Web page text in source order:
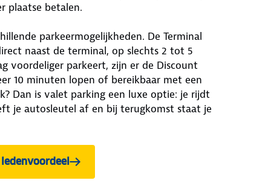
plaatse betalen.
parkeermogelijkheden. De Terminal
naast de terminal, op slechts 2 tot 5
voordeliger parkeert, zijn er de Discount
10 minuten lopen of bereikbaar met een
Dan is valet parking een luxe optie: je rijdt
je autosleutel af en bij terugkomst staat je